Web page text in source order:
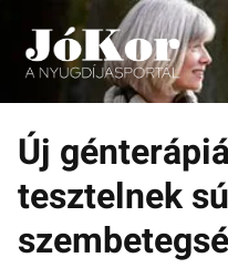
Tovább
tartalomra
Tudnivalók,
Új
tesztelnek